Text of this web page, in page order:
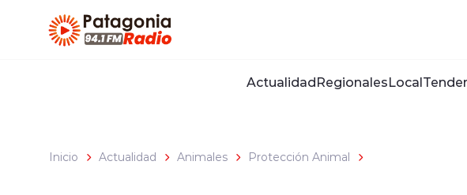
ActualidadRegionalesLocal
Inicio Actualidad Animales Protección Animal